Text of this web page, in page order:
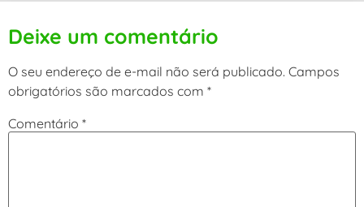
Deixe um comentário
O seu endereço de e-mail não será publicado. Campos
obrigatórios são marcados com *
Comentário *